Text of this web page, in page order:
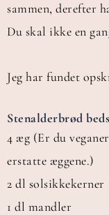
sammen, derefter
Du skal ikke en
Jeg har fundet
Stenalderbrød
4 æg (Er du
erstatte æggene.)
2 dl solsikkekerner
1 dl mandler